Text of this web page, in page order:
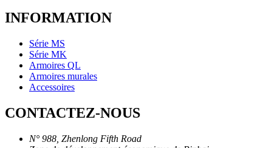
INFORMATION
Série MS
Série MK
Armoires QL
Armoires murales
Accessoires
CONTACTEZ-NOUS
N° 988, Zhenlong Fifth Road